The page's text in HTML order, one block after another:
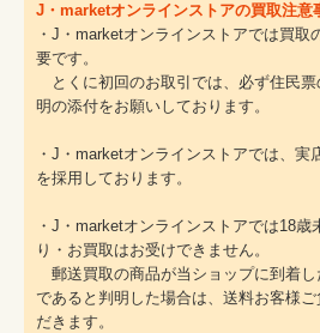
J・marketオンラインストアの買取注意
・J・marketオンラインストアでは買取
要です。
とくに初回のお取引では、必ず住民
明の添付をお願いしております。
・J・marketオンラインストアでは、実
を採用しております。
・J・marketオンラインストアでは18
り・お買取はお受けできません。
郵送買取の商品が当ショップに到着し
であると判明した場合は、送料お客様
だきます。